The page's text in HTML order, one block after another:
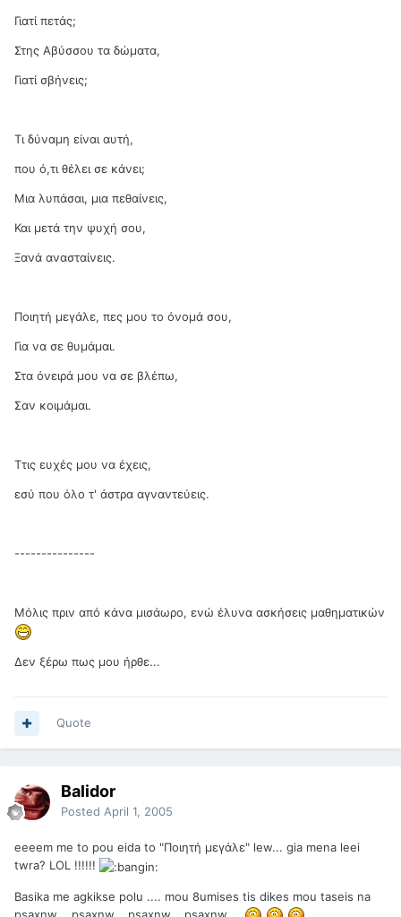
Γιατί πετάς;
Στης Αβύσσου τα δώματα,
Γιατί σβήνεις;
Τι δύναμη είναι αυτή,
που ό,τι θέλει σε κάνει;
Μια λυπάσαι, μια πεθαίνεις,
Και μετά την ψυχή σου,
Ξανά ανασταίνεις.
Ποιητή μεγάλε, πες μου το όνομά σου,
Για να σε θυμάμαι.
Στα όνειρά μου να σε βλέπω,
Σαν κοιμάμαι.
Ττις ευχές μου να έχεις,
εσύ που όλο τ' άστρα αγναντεύεις.
---------------
Μόλις πριν από κάνα μισάωρο, ενώ έλυνα ασκήσεις μαθηματικών
Δεν ξέρω πως μου ήρθε...
Quote
Balidor
Posted April 1, 2005
eeeem me to pou eida to "Ποιητή μεγάλε" lew... gia mena leei
twra? LOL !!!!!!
Basika me agkikse polu .... mou 8umises tis dikes mou taseis na